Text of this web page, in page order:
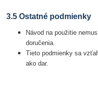
3.5 Ostatné podmienky
Návod na použitie
doručenia.
Tieto podmienky sa
ako dar.